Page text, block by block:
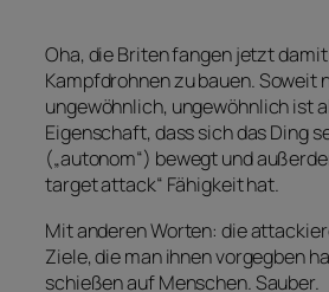
Oha, die Briten fangen jetzt
Kampfdrohnen zu bauen. Soweit
ungewöhnlich, ungewöhnlich ist
Eigenschaft, dass sich das Ding
(„autonom“) bewegt und
target attack“ Fähigkeit hat.
Mit anderen Worten: die
Ziele, die man ihnen vorgegben
schießen auf Menschen. Sauber.